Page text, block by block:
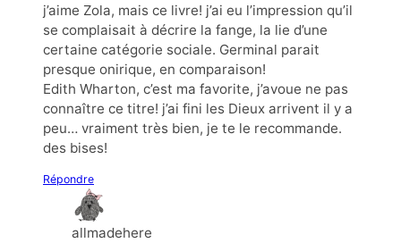
j’aime Zola, mais ce livre! j’ai eu l’impression qu’il
se complaisait à décrire la fange, la lie d’une
certaine catégorie sociale. Germinal parait
presque onirique, en comparaison!
Edith Wharton, c’est ma favorite, j’avoue ne pas
connaître ce titre! j’ai fini les Dieux arrivent il y a
peu… vraiment très bien, je te le recommande.
des bises!
Répondre
allmadehere